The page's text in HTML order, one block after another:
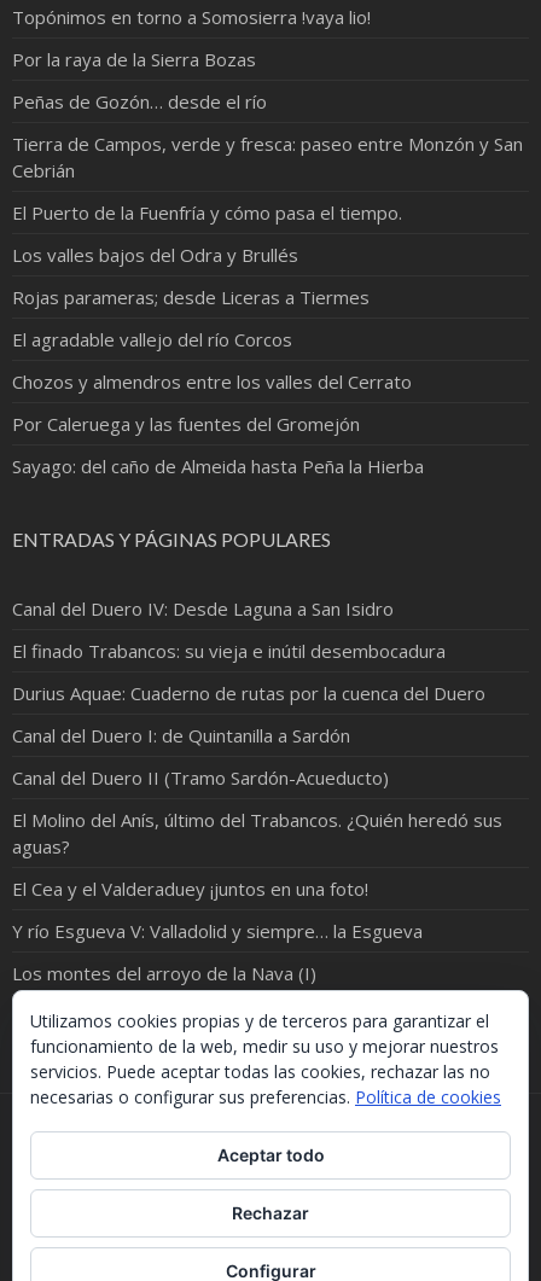
Topónimos en torno a Somosierra !vaya lio!
Por la raya de la Sierra Bozas
Peñas de Gozón… desde el río
Tierra de Campos, verde y fresca: paseo entre Monzón y San
Cebrián
El Puerto de la Fuenfría y cómo pasa el tiempo.
Los valles bajos del Odra y Brullés
Rojas parameras; desde Liceras a Tiermes
El agradable vallejo del río Corcos
Chozos y almendros entre los valles del Cerrato
Por Caleruega y las fuentes del Gromejón
Sayago: del caño de Almeida hasta Peña la Hierba
ENTRADAS Y PÁGINAS POPULARES
Canal del Duero IV: Desde Laguna a San Isidro
El finado Trabancos: su vieja e inútil desembocadura
Durius Aquae: Cuaderno de rutas por la cuenca del Duero
Canal del Duero I: de Quintanilla a Sardón
Canal del Duero II (Tramo Sardón-Acueducto)
El Molino del Anís, último del Trabancos. ¿Quién heredó sus
aguas?
El Cea y el Valderaduey ¡juntos en una foto!
Y río Esgueva V: Valladolid y siempre… la Esgueva
Los montes del arroyo de la Nava (I)
Riosvueltos (I): Hacia el encuentro de Yeltes y Huebra
Si necesitas algo de este blog puedes cogerlo, lo único
que te pido es que menciones la procedencia. Gracias.
Should you need something from this blog, just take it.
The only thing I'd ask you is to mention this site. Many
thanks.
WordPress Theme :Fotography
Utilizamos cookies propias y de terceros para garantizar el
funcionamiento de la web, medir su uso y mejorar nuestros
servicios. Puede aceptar todas las cookies, rechazar las no
necesarias o configurar sus preferencias. Política de cookies
Aceptar todo
Rechazar
Configurar